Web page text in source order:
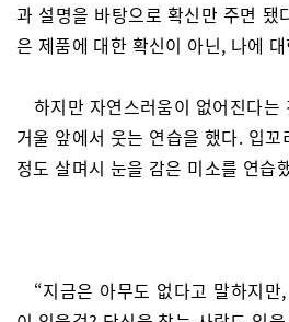
과 설명을 바탕으로 확신만 주면 됐
은 제품에 대한 확신이 아닌, 나에
하지만 자연스러움이 없어진다
거울 앞에서 웃는 연습을 했다. 입
정도 살며시 눈을 감은 미소를 연습
“지금은 아무도 없다고 말하지